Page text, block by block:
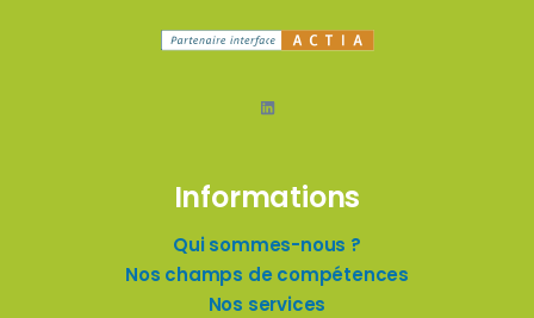
LinkedIn
Informations
Qui sommes-nous ?
Nos champs de compétences
Nos services